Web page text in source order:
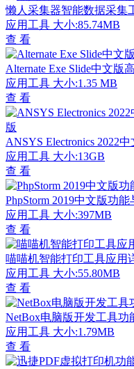
懒人采集器智能数据采集
应用工具 大小:85.74MB
查 看
Alternate Exe Slide中文版
应用工具 大小:1.35 MB
查 看
ANSYS Electronics 2022
应用工具 大小:13GB
查 看
PhpStorm 2019中文版功
应用工具 大小:397MB
查 看
喵喵机智能打印工具应用
应用工具 大小:55.80MB
查 看
NetBox电脑版开发工具功
应用工具 大小:1.79MB
查 看